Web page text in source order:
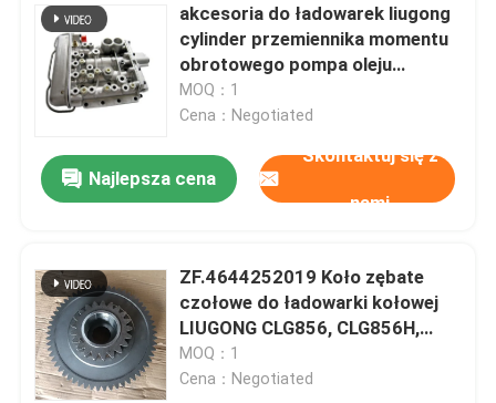
akcesoria do ładowarek liugong
cylinder przemiennika momentu
obrotowego pompa oleju
napędowego 4644159347
zespół zaworu sterującego
MOQ：1
Cena：Negotiated
Najlepsza cena
Skontaktuj się z
nami
ZF.4644252019 Koło zębate
czołowe do ładowarki kołowej
LIUGONG CLG856, CLG856H,
CLG856H, CLG862, CLG862H,
CLG870H Skrzynia biegów
MOQ：1
Cena：Negotiated